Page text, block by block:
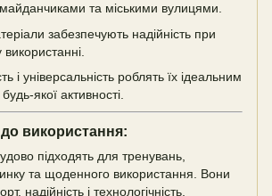
та міськими вулицями.
забезпечують надійність при
і універсальність роблять їх ідеальним
якої активності.
до використання:
підходять для тренувань,
та щоденного використання. Вони
надійність і технологічність,